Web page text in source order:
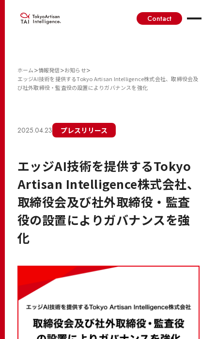
Contact
ホーム>情報発信>お知らせ>
エッジAI技術を提供するTokyo Artisan Intelligence株式会社、取締役会及
び社外取締役・監査役の設置によりガバナンスを強化
2025.04.23 プレスリリース
エッジAI技術を提供するTokyo
Artisan Intelligence株式会社、
取締役会及び社外取締役・監査
役の設置によりガバナンスを強
化